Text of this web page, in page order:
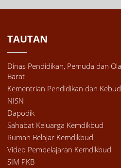
TAUTAN
Dinas Pendidikan, Pemuda dan
Barat
Kementrian Pendidikan dan
NISN
Dapodik
Sahabat Keluarga Kemdikbud
Rumah Belajar Kemdikbud
Video Pembelajaran Kemdikbud
SIM PKB